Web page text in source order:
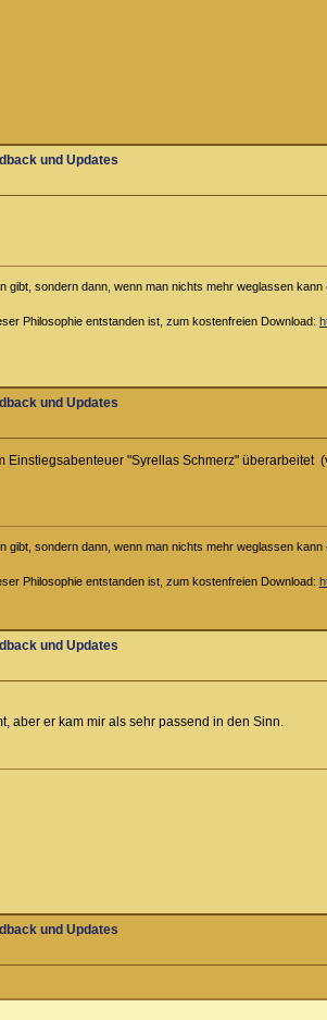
und Updates
sondern dann, wenn man nichts mehr weglassen
Philosophie entstanden ist, zum kostenfreien Download:
und Updates
"Syrellas Schmerz" überarbeitet
sondern dann, wenn man nichts mehr weglassen
Philosophie entstanden ist, zum kostenfreien Download:
und Updates
aber er kam mir als sehr passend in den Sinn.
und Updates